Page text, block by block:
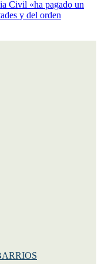
Civil «ha pagado un
y del orden